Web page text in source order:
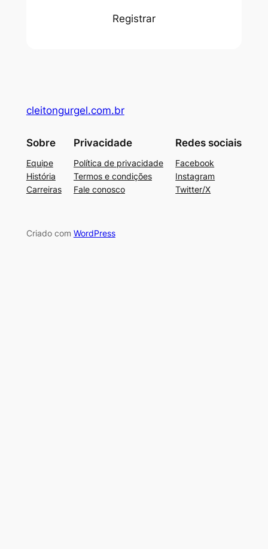
Registrar
cleitongurgel.com.br
Sobre
Equipe
História
Carreiras
Privacidade
Política de privacidade
Termos e condições
Fale conosco
Redes sociais
Facebook
Instagram
Twitter/X
Criado com WordPress